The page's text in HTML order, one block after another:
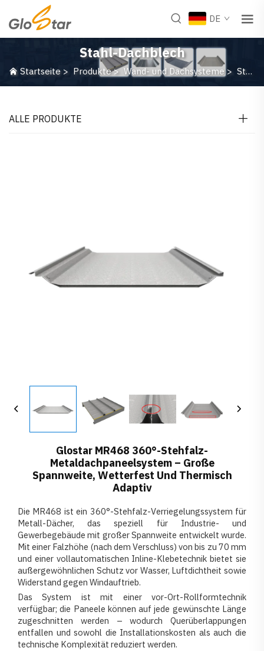
DE
Stahl-Dachblech
Startseite > Produkte> Wand- und Dachsysteme> Stahl-Dachblech
ALLE PRODUKTE
Glostar MR468 360°-Stehfalz-
Metaldachpaneelsystem – Große
Spannweite, Wetterfest Und Thermisch
Adaptiv
Die MR468 ist ein 360°-Stehfalz-Verriegelungssystem für
Metall-Dächer, das speziell für Industrie- und
Gewerbegebäude mit großer Spannweite entwickelt wurde.
Mit einer Falzhöhe (nach dem Verschluss) von bis zu 70 mm
und einer vollautomatischen Inline-Klebetechnik bietet sie
außergewöhnlichen Schutz vor Wasser, Luftdichtheit sowie
Widerstand gegen Windauftrieb.
Das System ist mit einer vor-Ort-Rollformtechnik
verfügbar; die Paneele können auf jede gewünschte Länge
zugeschnitten werden – wodurch Querüberlappungen
entfallen und sowohl die Installationskosten als auch die
technische Komplexität reduziert werden.